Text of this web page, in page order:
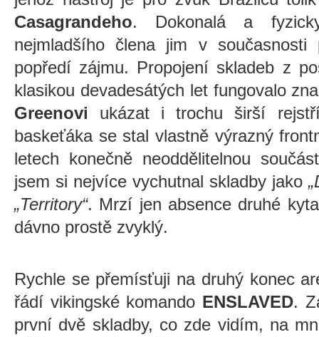
Casagrandeho. Dokonalá a
nejmladšího člena jim v
popředí zájmu. Propojení skladeb z
klasikou devadesátých let fungovalo
Greenovi ukázat i trochu širší
baskeťáka se stal vlastně výrazný
letech konečně neoddělitelnou
jsem si nejvíce vychutnal skladby jako
„Territory“. Mrzí jen absence druhé
dávno prostě zvyklý.
Rychle se přemísťuji na druhý konec
řádí vikingské komando ENSLAVED.
první dvě skladby, co zde vidím, na